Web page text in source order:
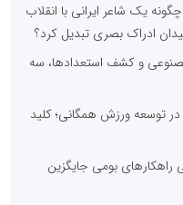
یک شاعر ایرانی با انقلاب
ادراک بصری تبدیل کرد؟
و کشف استعدادها، سه
در توسعه ورزش همگانی؛ کلید
بومی جایگزین